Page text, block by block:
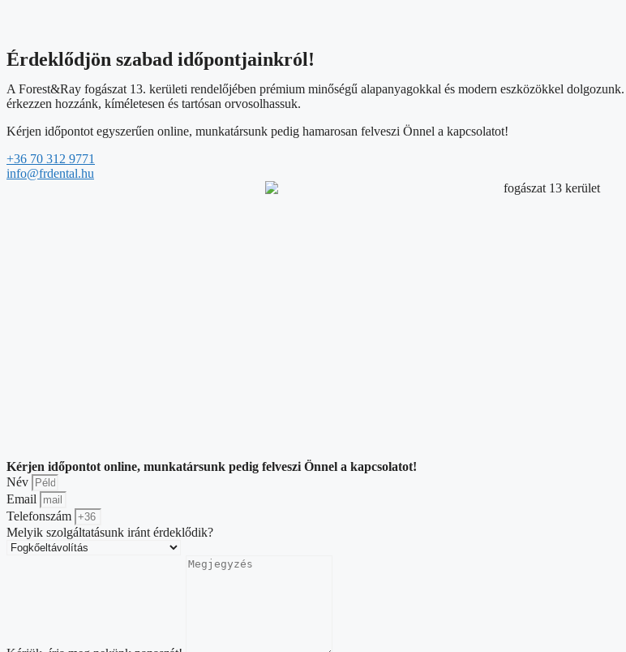
Érdeklődjön szabad időpontjainkról!
A Forest&Ray fogászat 13. kerületi rendelőjében prémium minőségű alapanyagokkal és modern eszközökkel
érkezzen hozzánk, kíméletesen és tartósan orvosolhassuk.
Kérjen időpontot egyszerűen online, munkatársunk pedig hamarosan felveszi Önnel a kapcsolatot!
+36 70 312 9771
info@frdental.hu
Kérjen időpontot online, munkatársunk pedig felveszi Önnel a kapcsolatot!
Név
Email
Telefonszám
Melyik szolgáltatásunk iránt érdeklődik?